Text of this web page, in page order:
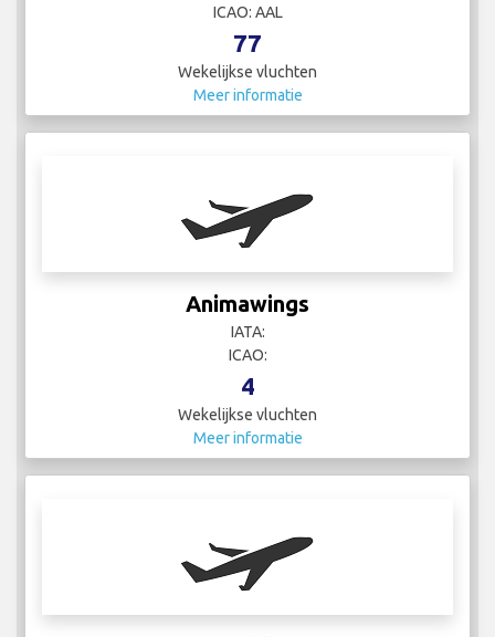
ICAO: AAL
77
Wekelijkse vluchten
Meer informatie
Animawings
IATA:
ICAO:
4
Wekelijkse vluchten
Meer informatie